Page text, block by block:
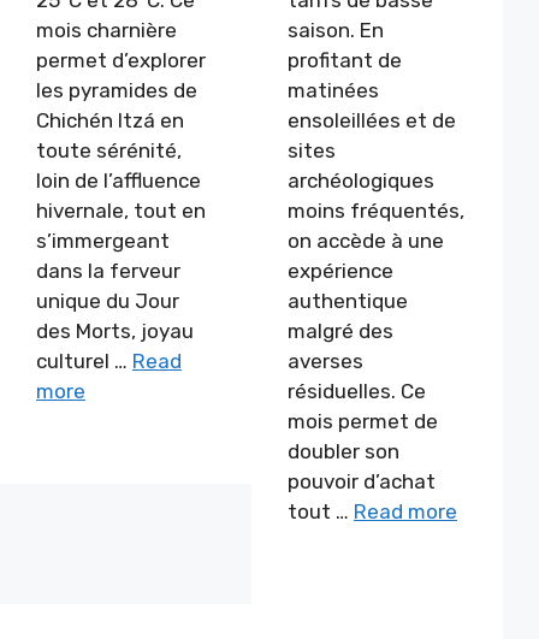
mois charnière
permet d’explorer
les pyramides de
Chichén Itzá en
toute sérénité,
loin de l’affluence
hivernale, tout en
s’immergeant
dans la ferveur
unique du Jour
des Morts, joyau
culturel … Read
more
saison. En
profitant de
matinées
ensoleillées et de
sites
archéologiques
moins fréquentés,
on accède à une
expérience
authentique
malgré des
averses
résiduelles. Ce
mois permet de
doubler son
pouvoir d’achat
tout … Read more